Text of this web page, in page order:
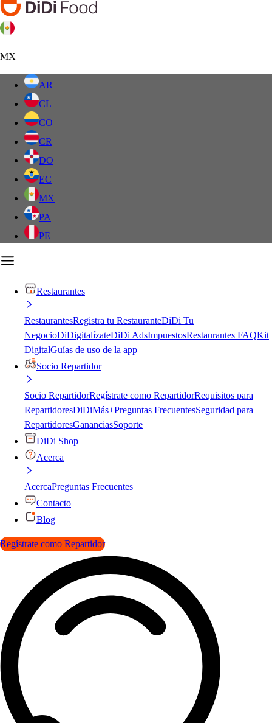
MX
AR
CL
CO
CR
DO
EC
MX
PA
PE
Restaurantes
RestaurantesRegistra tu RestauranteDiDi Tu
NegocioDiDigitalízateDiDi AdsImpuestosRestaurantes FAQKit
DigitalGuías de uso de la app
Socio Repartidor
Socio RepartidorRegístrate como RepartidorRequisitos para
RepartidoresDiDiMás+Preguntas FrecuentesSeguridad para
RepartidoresGananciasSoporte
DiDi Shop
Acerca
AcercaPreguntas Frecuentes
Contacto
Blog
Regístrate como Repartidor